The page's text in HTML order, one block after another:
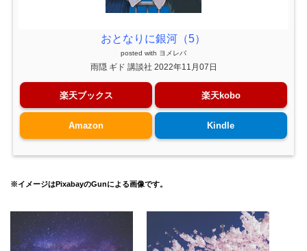
おとなりに銀河（5）
posted with ヨメレバ
雨隠 ギド 講談社 2022年11月07日
楽天ブックス 楽天kobo
Amazon Kindle
※イメージはPixabayのGunによる画像です。